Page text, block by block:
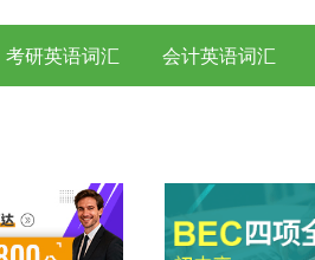
考研英语词汇 会计英语词汇